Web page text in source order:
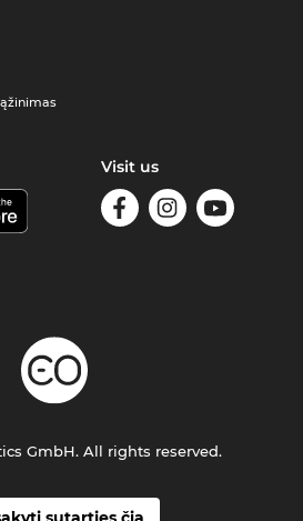
Visit us
GmbH. All rights reserved.